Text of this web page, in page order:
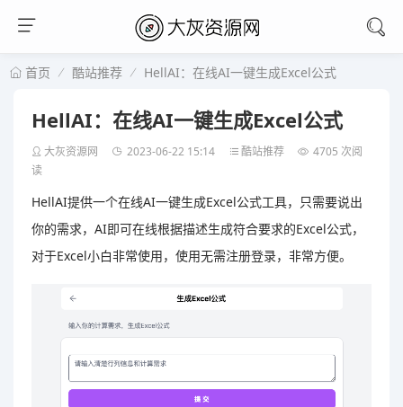
首页 酷站推荐 HellAI：在线AI一键生成Excel公式
HellAI：在线AI一键生成Excel公式
大灰资源网 2023-06-22 15:14 酷站推荐
4705 次阅
读
HellAI提供一个在线AI一键生成Excel公式工具，只需要说出
你的需求，AI即可在线根据描述生成符合要求的Excel公式，
对于Excel小白非常使用，使用无需注册登录，非常方便。